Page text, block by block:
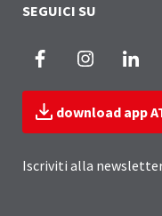
SEGUICI SU
Facebook Instagram
download app
Iscriviti alla